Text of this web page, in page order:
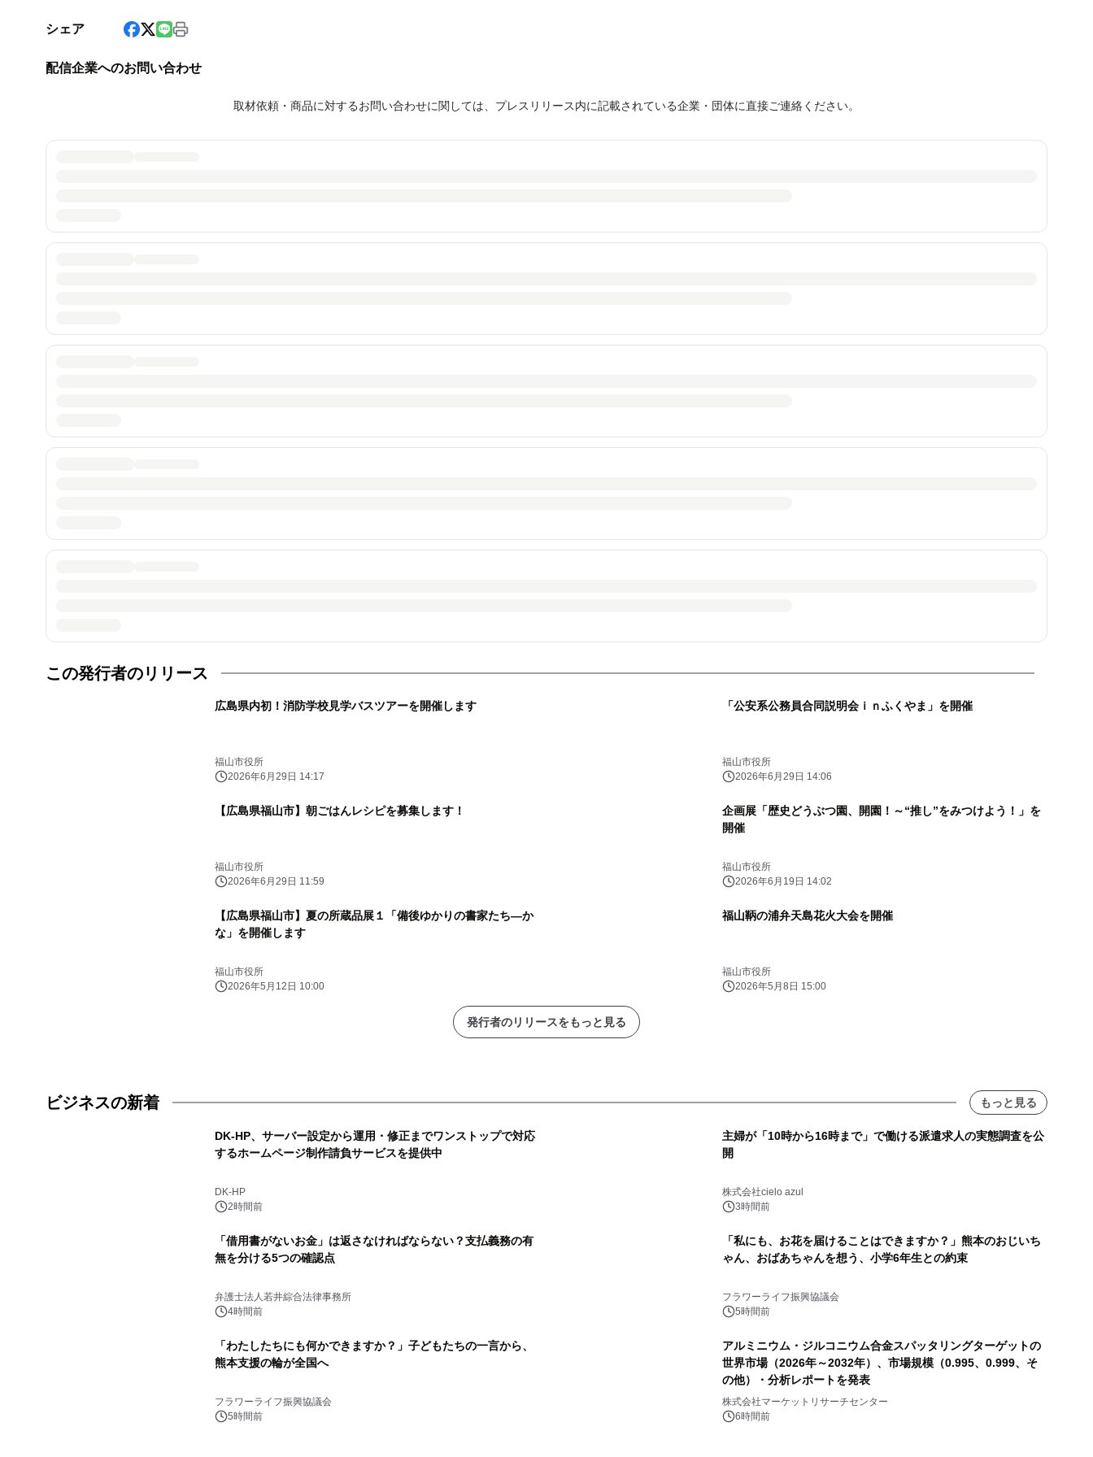
シェア
配信企業へのお問い合わせ
取材依頼・商品に対するお問い合わせに関しては、プレスリリース内に記載されている企業・団体に直接ご連絡ください。
この発行者のリリース
広島県内初！消防学校見学バスツアーを開催します
福山市役所
2026年6月29日 14:17
「公安系公務員合同説明会ｉｎふくやま」を開催
福山市役所
2026年6月29日 14:06
【広島県福山市】朝ごはんレシピを募集します！
福山市役所
2026年6月29日 11:59
企画展「歴史どうぶつ園、開園！～“推し”をみつけよう！」を
開催
福山市役所
2026年6月19日 14:02
【広島県福山市】夏の所蔵品展１「備後ゆかりの書家たち―か
な」を開催します
福山市役所
2026年5月12日 10:00
福山鞆の浦弁天島花火大会を開催
福山市役所
2026年5月8日 15:00
発行者のリリースをもっと見る
ビジネスの新着 もっと見る
DK-HP、サーバー設定から運用・修正までワンストップで対応
するホームページ制作請負サービスを提供中
DK-HP
2時間前
主婦が「10時から16時まで」で働ける派遣求人の実態調査を公
開
株式会社cielo azul
3時間前
「借用書がないお金」は返さなければならない？支払義務の有
無を分ける5つの確認点
弁護士法人若井綜合法律事務所
4時間前
「私にも、お花を届けることはできますか？」熊本のおじいち
ゃん、おばあちゃんを想う、小学6年生との約束
フラワーライフ振興協議会
5時間前
「わたしたちにも何かできますか？」子どもたちの一言から、
熊本支援の輪が全国へ
フラワーライフ振興協議会
5時間前
アルミニウム・ジルコニウム合金スパッタリングターゲットの
世界市場（2026年～2032年）、市場規模（0.995、0.999、そ
の他）・分析レポートを発表
株式会社マーケットリサーチセンター
6時間前